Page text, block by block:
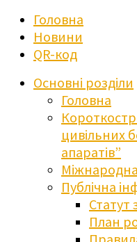
Головна
Новини
QR-код
Основні розділи
Головна
цивільних
апаратів”
Публічна
Статут
План